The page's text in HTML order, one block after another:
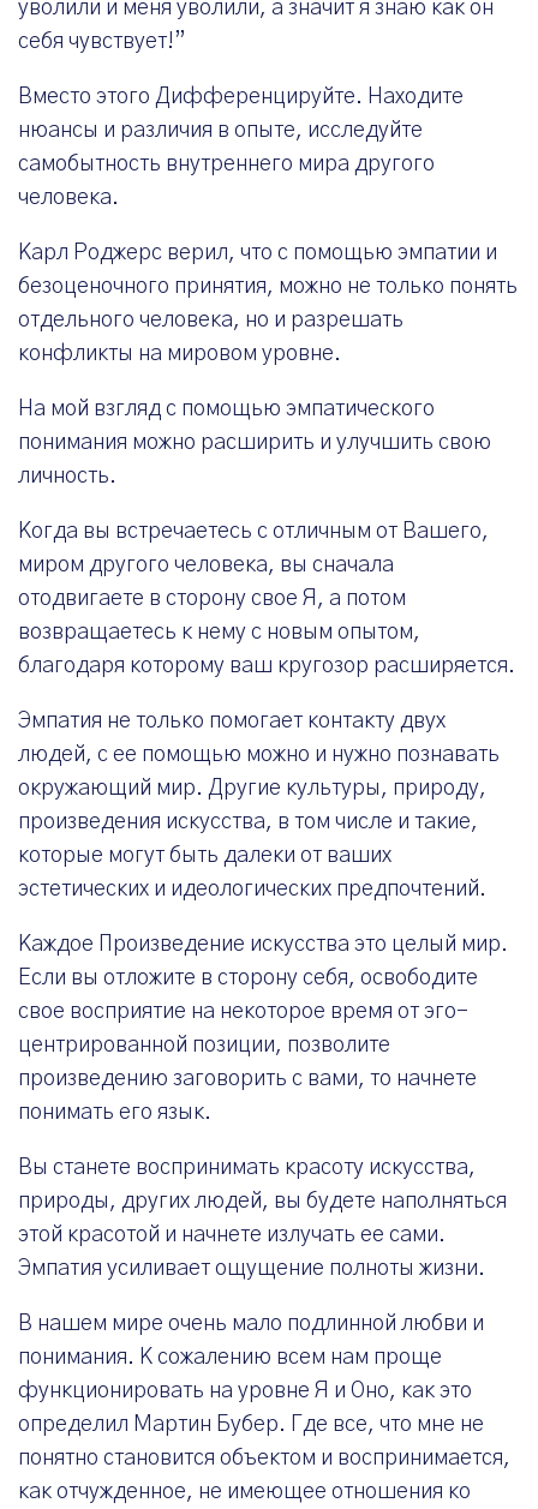
уволили и меня уволили, а значит я знаю как он
себя чувствует!”
Вместо этого Дифференцируйте. Находите
нюансы и различия в опыте, исследуйте
самобытность внутреннего мира другого
человека.
Карл Роджерс верил, что с помощью эмпатии и
безоценочного принятия, можно не только понять
отдельного человека, но и разрешать
конфликты на мировом уровне.
На мой взгляд с помощью эмпатического
понимания можно расширить и улучшить свою
личность.
Когда вы встречаетесь с отличным от Вашего,
миром другого человека, вы сначала
отодвигаете в сторону свое Я, а потом
возвращаетесь к нему с новым опытом,
благодаря которому ваш кругозор расширяется.
Эмпатия не только помогает контакту двух
людей, с ее помощью можно и нужно познавать
окружающий мир. Другие культуры, природу,
произведения искусства, в том числе и такие,
которые могут быть далеки от ваших
эстетических и идеологических предпочтений.
Каждое Произведение искусства это целый мир.
Если вы отложите в сторону себя, освободите
свое восприятие на некоторое время от эго-
центрированной позиции, позволите
произведению заговорить с вами, то начнете
понимать его язык.
Вы станете воспринимать красоту искусства,
природы, других людей, вы будете наполняться
этой красотой и начнете излучать ее сами.
Эмпатия усиливает ощущение полноты жизни.
В нашем мире очень мало подлинной любви и
понимания. К сожалению всем нам проще
функционировать на уровне Я и Оно, как это
определил Мартин Бубер. Где все, что мне не
понятно становится объектом и воспринимается,
как отчужденное, не имеющее отношения ко